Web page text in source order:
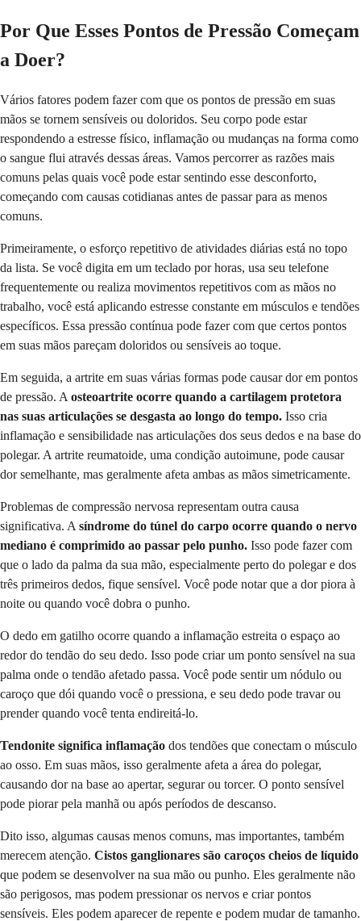
Por Que Esses Pontos de Pressão Começam
a Doer?
Vários fatores podem fazer com que os pontos de pressão em suas
mãos se tornem sensíveis ou doloridos. Seu corpo pode estar
respondendo a estresse físico, inflamação ou mudanças na forma como
o sangue flui através dessas áreas. Vamos percorrer as razões mais
comuns pelas quais você pode estar sentindo esse desconforto,
começando com causas cotidianas antes de passar para as menos
comuns.
Primeiramente, o esforço repetitivo de atividades diárias está no topo
da lista. Se você digita em um teclado por horas, usa seu telefone
frequentemente ou realiza movimentos repetitivos com as mãos no
trabalho, você está aplicando estresse constante em músculos e tendões
específicos. Essa pressão contínua pode fazer com que certos pontos
em suas mãos pareçam doloridos ou sensíveis ao toque.
Em seguida, a artrite em suas várias formas pode causar dor em pontos
de pressão. A osteoartrite ocorre quando a cartilagem protetora
nas suas articulações se desgasta ao longo do tempo. Isso cria
inflamação e sensibilidade nas articulações dos seus dedos e na base do
polegar. A artrite reumatoide, uma condição autoimune, pode causar
dor semelhante, mas geralmente afeta ambas as mãos simetricamente.
Problemas de compressão nervosa representam outra causa
significativa. A síndrome do túnel do carpo ocorre quando o nervo
mediano é comprimido ao passar pelo punho. Isso pode fazer com
que o lado da palma da sua mão, especialmente perto do polegar e dos
três primeiros dedos, fique sensível. Você pode notar que a dor piora à
noite ou quando você dobra o punho.
O dedo em gatilho ocorre quando a inflamação estreita o espaço ao
redor do tendão do seu dedo. Isso pode criar um ponto sensível na sua
palma onde o tendão afetado passa. Você pode sentir um nódulo ou
caroço que dói quando você o pressiona, e seu dedo pode travar ou
prender quando você tenta endireitá-lo.
Tendonite significa inflamação dos tendões que conectam o músculo
ao osso. Em suas mãos, isso geralmente afeta a área do polegar,
causando dor na base ao apertar, segurar ou torcer. O ponto sensível
pode piorar pela manhã ou após períodos de descanso.
Dito isso, algumas causas menos comuns, mas importantes, também
merecem atenção. Cistos ganglionares são caroços cheios de líquido
que podem se desenvolver na sua mão ou punho. Eles geralmente não
são perigosos, mas podem pressionar os nervos e criar pontos
sensíveis. Eles podem aparecer de repente e podem mudar de tamanho.